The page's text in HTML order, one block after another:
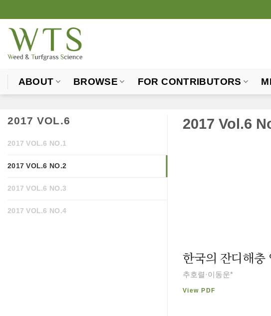
to
content
ABOUT BROWSE FOR CONTRIBUTORS
2017 VOL.6
2017 VOL.6 NO.1
2017 VOL.6 NO.2
2017 VOL.6 NO.3
2017 VOL.6 NO.4
2017 Vol.6
한국의 잔디해충
추호렬·이동운*
View PDF